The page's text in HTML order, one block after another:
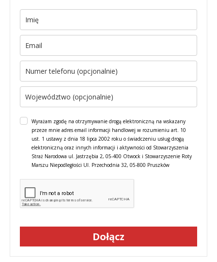
Wyrażam zgodę na otrzymywanie drogą elektroniczną na wskazany
przeze mnie adres email informacji handlowej w rozumieniu art. 10
ust. 1 ustawy z dnia 18 lipca 2002 roku o świadczeniu usług drogą
elektroniczną oraz innych informacji i aktywności od Stowarzyszenia
Straż Narodowa ul. Jastrzębia 2, 05-400 Otwock i Stowarzyszenie Roty
Marszu Niepodległości Ul. Przechodnia 32, 05-800 Pruszków
Dołącz